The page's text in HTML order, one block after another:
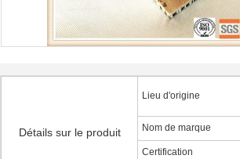
Détails sur le produit
Lieu d'origine
Nom de marque
Certification